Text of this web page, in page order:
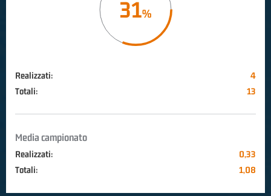
31
Realizzati:
4
Totali:
13
Media campionato
Realizzati:
0,33
Totali:
1,08